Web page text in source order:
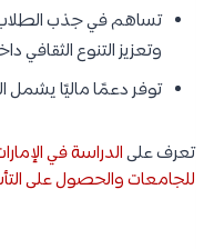
تساهم في جذب
وتعزيز التنوع الثقافي
توفر دعمًا ماليًا يشمل
تعرف علىالدراسة في
للجامعات والحصول على